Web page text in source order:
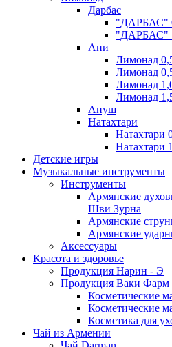
Дарбас
"ДАРБАС"
"ДАРБАС"
Ани
Лимонад
Лимонад
Лимонад
Лимонад
Ануш
Натахтари
Натахтари
Натахтари
Детские игры
Музыкальные инструменты
Инструменты
Армянские
Шви Зурна
Армянские
Армянские
Аксессуары
Красота и здоровье
Продукция Нарин - Э
Продукция Ваки Фарм
Косметические
Косметические
Косметика для
Чай из Армении